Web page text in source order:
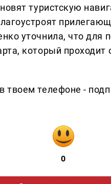
туристскую
уточнила, что для
который проходит
твоем телефоне -
0